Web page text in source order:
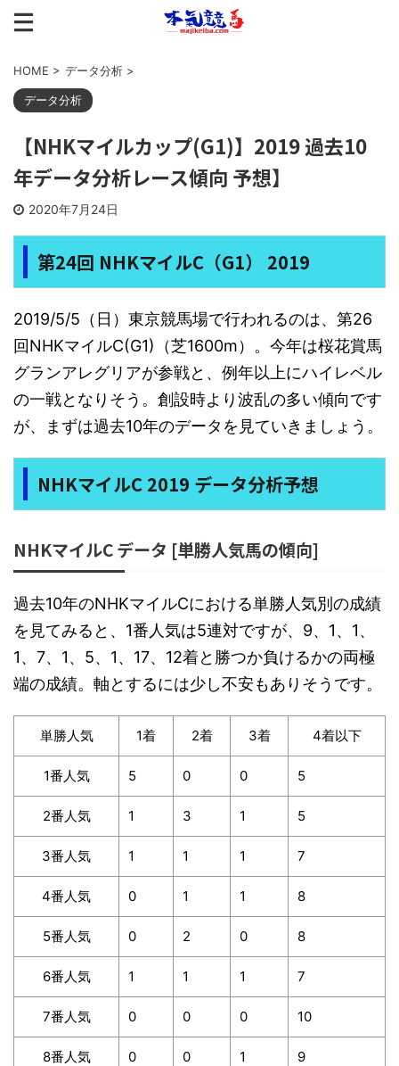
HOME > データ分析 >
データ分析
【NHKマイルカップ(G1)】2019 過去10
年データ分析レース傾向 予想】
2020年7月24日
第24回 NHKマイルC（G1） 2019
2019/5/5（日）東京競馬場で行われるのは、第26
回NHKマイルC(G1)（芝1600m）。今年は桜花賞馬
グランアレグリアが参戦と、例年以上にハイレベル
の一戦となりそう。創設時より波乱の多い傾向です
が、まずは過去10年のデータを見ていきましょう。
NHKマイルC 2019 データ分析予想
NHKマイルC データ [単勝人気馬の傾向]
過去10年のNHKマイルCにおける単勝人気別の成績
を見てみると、1番人気は5連対ですが、9、1、1、
1、7、1、5、1、17、12着と勝つか負けるかの両極
端の成績。軸とするには少し不安もありそうです。
単勝人気 1着 2着 3着 4着以下
1番人気 5 0 0 5
2番人気 1 3 1 5
3番人気 1 1 1 7
4番人気 0 1 1 8
5番人気 0 2 0 8
6番人気 1 1 1 7
7番人気 0 0 0 10
8番人気 0 0 1 9